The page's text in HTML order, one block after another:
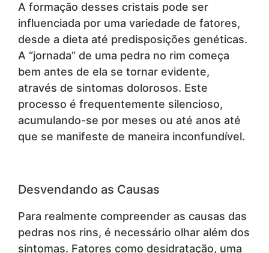
A formação desses cristais pode ser
influenciada por uma variedade de fatores,
desde a dieta até predisposições genéticas.
A “jornada” de uma pedra no rim começa
bem antes de ela se tornar evidente,
através de sintomas dolorosos. Este
processo é frequentemente silencioso,
acumulando-se por meses ou até anos até
que se manifeste de maneira inconfundível.
Desvendando as Causas
Para realmente compreender as causas das
pedras nos rins, é necessário olhar além dos
sintomas. Fatores como desidratação, uma